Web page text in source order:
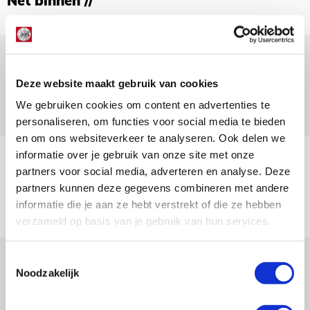
Deze website maakt gebruik van cookies
We gebruiken cookies om content en advertenties te
personaliseren, om functies voor social media te bieden
en om ons websiteverkeer te analyseren. Ook delen we
informatie over je gebruik van onze site met onze
partners voor social media, adverteren en analyse. Deze
partners kunnen deze gegevens combineren met andere
informatie die je aan ze hebt verstrekt of die ze hebben
verzameld op basis van je gebruik van hun services.
Noodzakelijk
Drie dingen die je moet weten over PEC
Zwolle - Ajax
Míchels elf: met welke formatie begin
jij aan nieuw eredivisieseizoen?
08 AUGUSTUS 2026 - 11:34
Spelen bij Jong Ajax of Ajax 1? Dat
maakt Abdalla ‘geen reet’ uit